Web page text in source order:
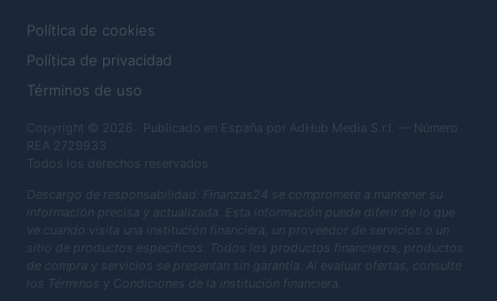
Política de cookies
Política de privacidad
Términos de uso
Copyright © 2026 · Publicado en España por AdHub Media S.r.l. — Número
REA 2729933
Todos los derechos reservados
Descargo de responsabilidad: Finanzas24 se compromete a mantener su
información precisa y actualizada. Esta información puede diferir de lo que
ve cuando visita una institución financiera, un proveedor de servicios o un
sitio de productos específicos. Todos los productos financieros, productos
de compra y servicios se presentan sin garantía. Al evaluar ofertas, consulte
los Términos y Condiciones de la institución financiera.